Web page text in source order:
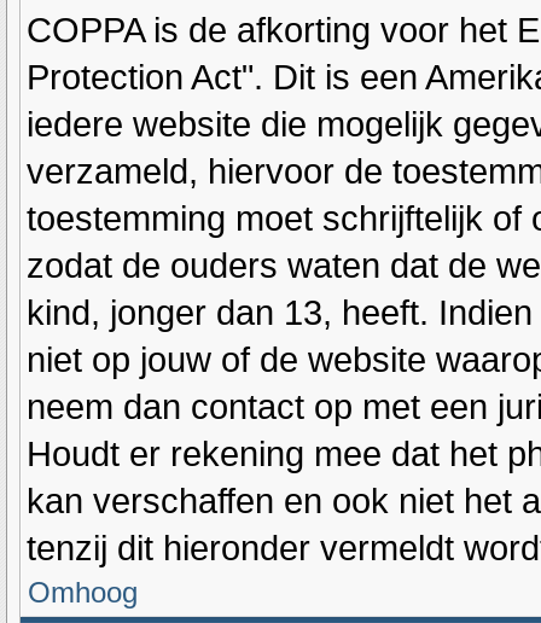
COPPA is de afkorting voor het
Protection Act". Dit is een
iedere website die mogelijk
verzameld, hiervoor de
toestemming moet schrijftelijk
zodat de ouders waten dat de
kind, jonger dan 13, heeft.
niet op jouw of de website
neem dan contact op met een
Houdt er rekening mee dat het
kan verschaffen en ook niet het
tenzij dit hieronder vermeldt
Omhoog